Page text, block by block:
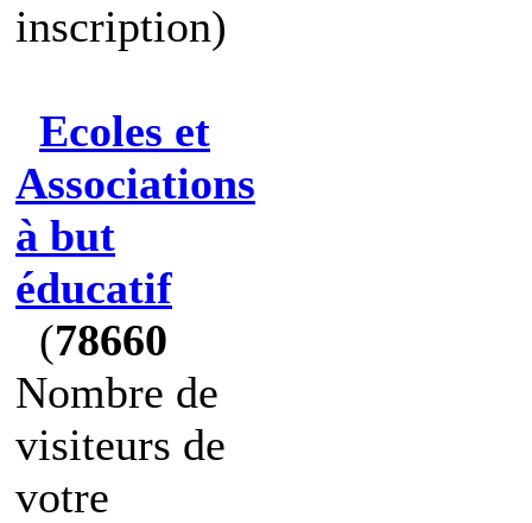
inscription)
Ecoles et
Associations
à but
éducatif
(78660
Nombre de
visiteurs de
votre